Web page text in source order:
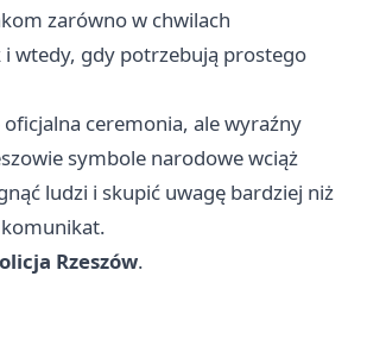
zarówno w chwilach
i wtedy, gdy potrzebują prostego
oficjalna ceremonia, ale wyraźny
symbole narodowe wciąż
ludzi i skupić uwagę bardziej niż
komunikat.
Rzeszów.